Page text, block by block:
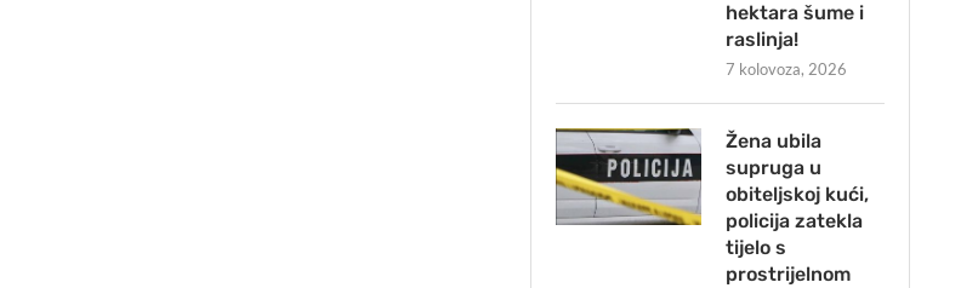
hektara šume i
raslinja!
7 kolovoza, 2026
Žena ubila
supruga u
obiteljskoj kući,
policija zatekla
tijelo s
prostrijelnom